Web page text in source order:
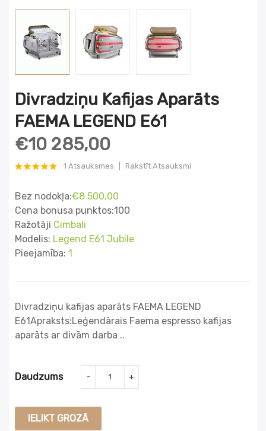
Divradziņu Kafijas Aparāts
FAEMA LEGEND E61
€10 285,00
1 Atsauksmes Rakstīt Atsauksmi
Bez nodokļa:€8 500,00
Cena bonusa punktos:100
Ražotāji Cimbali
Modelis: Legend E61 Jubile
Pieejamība: 1
Divradziņu kafijas aparāts FAEMA LEGEND
E61Apraksts:Leģendārais Faema espresso kafijas
aparāts ar divām darba ..
Daudzums
IELIKT GROZĀ